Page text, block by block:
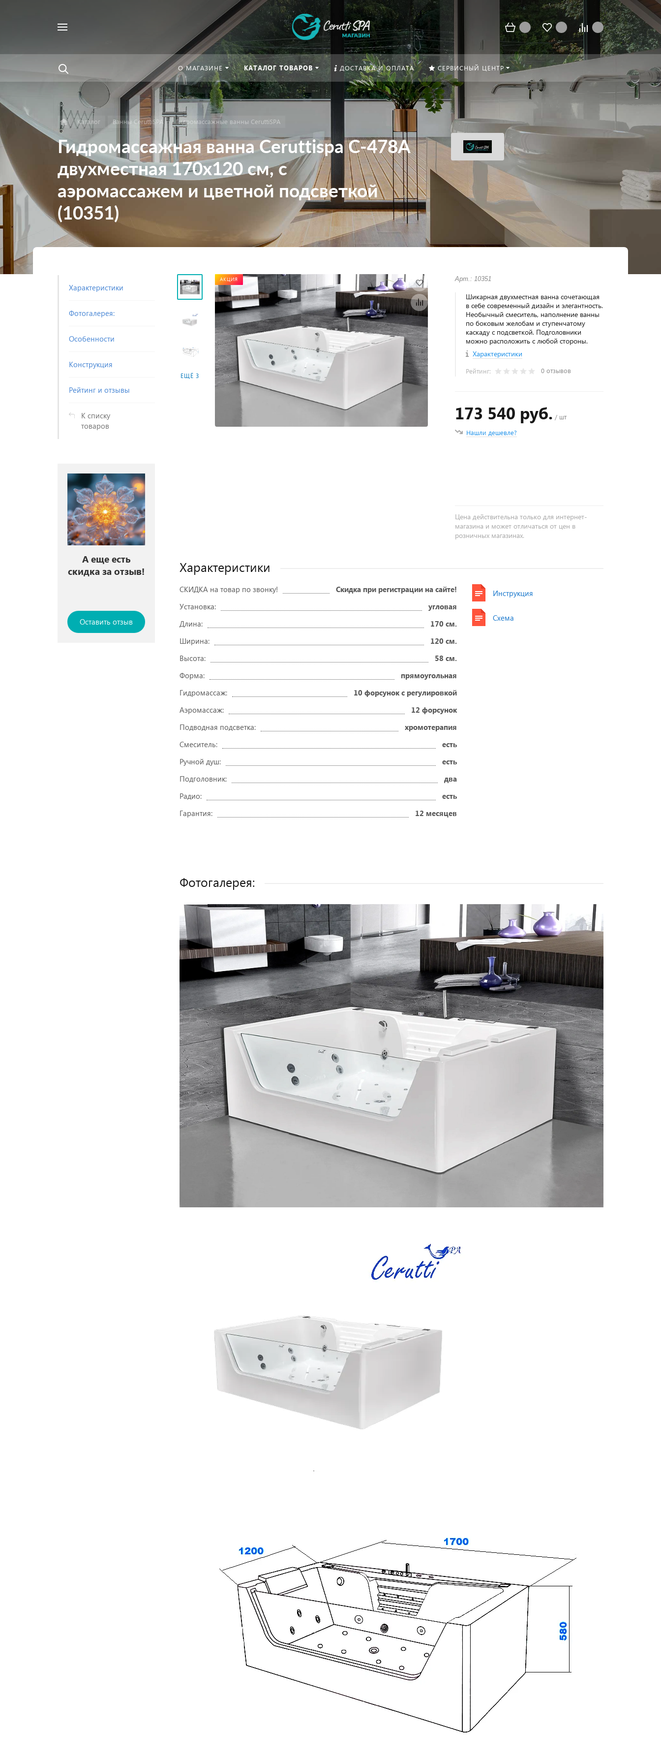
О МАГАЗИНЕ КАТАЛОГ ТОВАРОВ ДОСТАВКА И ОПЛАТА СЕРВИСНЫЙ ЦЕНТР
Каталог Ванны CeruttiSPA Гидромассажные ванны CeruttiSPA
Гидромассажная ванна Ceruttispa C-478A
двухместная 170х120 см, с
аэромассажем и цветной подсветкой
(10351)
Характеристики
Фотогалерея:
Особенности
Конструкция
Рейтинг и отзывы
К списку
товаров
А еще есть
скидка за отзыв!
Оставить отзыв
ЕЩЁ 3
АКЦИЯ Арт.: 10351
Шикарная двухместная ванна сочетающая
в себе современный дизайн и элегантность.
Необычный смеситель, наполнение ванны
по боковым желобам и ступенчатому
каскаду с подсветкой. Подголовники
можно расположить с любой стороны.
Характеристики
Рейтинг: 0 отзывов
173 540 руб. / шт
Нашли дешевле?
Цена действительна только для интернет-
магазина и может отличаться от цен в
розничных магазинах.
Характеристики
СКИДКА на товар по звонку!
Скидка при регистрации на сайте!
Установка:
угловая
Длина:
170 см.
Ширина:
120 см.
Высота:
58 см.
Форма:
прямоугольная
Гидромассаж:
10 форсунок с регулировкой
Аэромассаж:
12 форсунок
Подводная подсветка:
хромотерапия
Смеситель:
есть
Ручной душ:
есть
Подголовник:
два
Радио:
есть
Гарантия:
12 месяцев
Инструкция
Схема
Фотогалерея: